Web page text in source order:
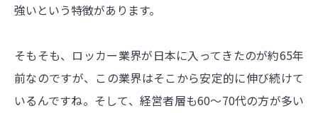
強いという特徴があります。
そもそも、ロッカー業界が日本に入ってきたのが約65年
前なのですが、この業界はそこから安定的に伸び続けて
いるんですね。そして、経営者層も60～70代の方が多い